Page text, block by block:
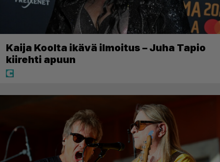
Kaija Koolta ikävä ilmoitus – Juha Tapio
kiirehti apuun